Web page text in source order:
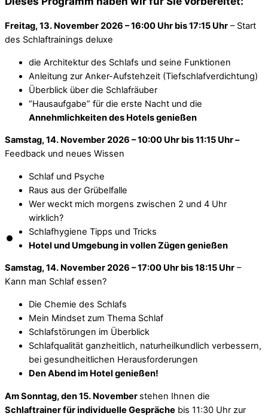
Freitag, 13. November 2026 – 16:00 Uhr bis 17:15 Uhr – Start
des Schlaftrainings deluxe
die Architektur des Schlafs und seine Funktionen
Anleitung zur Anker-Aufstehzeit (Tiefschlafverdichtung)
Überblick über die Schlafräuber
“Hausaufgabe” für die erste Nacht und die
Annehmlichkeiten des Hotels genießen
Samstag, 14. November 2026 – 10:00 Uhr bis 11:15 Uhr –
Feedback und neues Wissen
Schlaf und Psyche
Raus aus der Grübelfalle
Wer weckt mich morgens zwischen 2 und 4 Uhr
wirklich?
Schlafhygiene Tipps und Tricks
Hotel und Umgebung in vollen Zügen genießen
Samstag, 14. November 2026 – 17:00 Uhr bis 18:15 Uhr –
Kann man Schlaf essen?
Die Chemie des Schlafs
Mein Mindset zum Thema Schlaf
Schlafstörungen im Überblick
Schlafqualität ganzheitlich, naturheilkundlich verbessern,
bei gesundheitlichen Herausforderungen
Den Abend im Hotel genießen!
Am Sonntag, den 15. November stehen Ihnen die
Schlaftrainer für individuelle Gespräche bis 11:30 Uhr zur